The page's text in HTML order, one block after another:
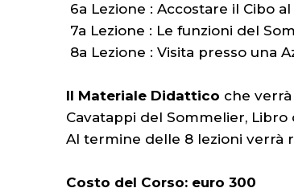
6a Lezione : Accostare il Cibo
7a Lezione : Le funzioni del
8a Lezione : Visita presso una
Il Materiale Didattico che
Cavatappi del Sommelier,
Al termine delle 8 lezioni verrà
Costo del Corso: euro 300